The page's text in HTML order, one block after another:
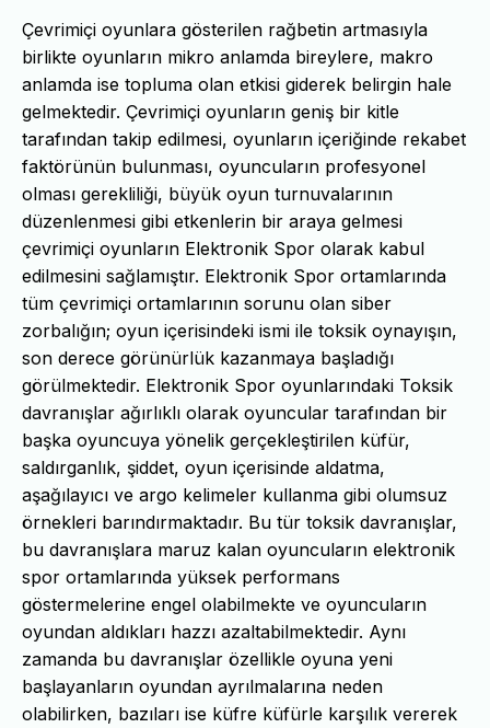
Çevrimiçi oyunlara gösterilen rağbetin artmasıyla
birlikte oyunların mikro anlamda bireylere, makro
anlamda ise topluma olan etkisi giderek belirgin hale
gelmektedir. Çevrimiçi oyunların geniş bir kitle
tarafından takip edilmesi, oyunların içeriğinde rekabet
faktörünün bulunması, oyuncuların profesyonel
olması gerekliliği, büyük oyun turnuvalarının
düzenlenmesi gibi etkenlerin bir araya gelmesi
çevrimiçi oyunların Elektronik Spor olarak kabul
edilmesini sağlamıştır. Elektronik Spor ortamlarında
tüm çevrimiçi ortamlarının sorunu olan siber
zorbalığın; oyun içerisindeki ismi ile toksik oynayışın,
son derece görünürlük kazanmaya başladığı
görülmektedir. Elektronik Spor oyunlarındaki Toksik
davranışlar ağırlıklı olarak oyuncular tarafından bir
başka oyuncuya yönelik gerçekleştirilen küfür,
saldırganlık, şiddet, oyun içerisinde aldatma,
aşağılayıcı ve argo kelimeler kullanma gibi olumsuz
örnekleri barındırmaktadır. Bu tür toksik davranışlar,
bu davranışlara maruz kalan oyuncuların elektronik
spor ortamlarında yüksek performans
göstermelerine engel olabilmekte ve oyuncuların
oyundan aldıkları hazzı azaltabilmektedir. Aynı
zamanda bu davranışlar özellikle oyuna yeni
başlayanların oyundan ayrılmalarına neden
olabilirken, bazıları ise küfre küfürle karşılık vererek